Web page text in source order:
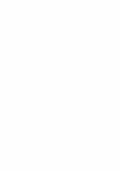
Soirée d'observation
Stage de poterie
Atelier de fabrication
5e Festival de
Enquête "mystère
Cinéma de
Balade gourmande :